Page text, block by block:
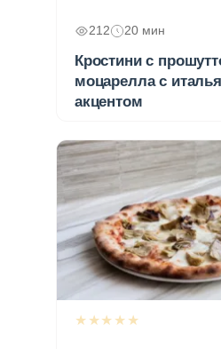
212 20 мин
Кростини с
моцарелла с
акцентом
★★★★★